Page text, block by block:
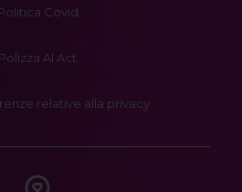
Covid
Polizza AI Act
relative alla privacy